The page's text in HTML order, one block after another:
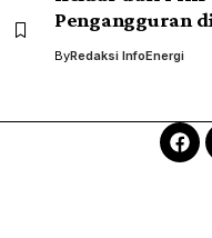
Pengangguran
ByRedaksi InfoEnergi